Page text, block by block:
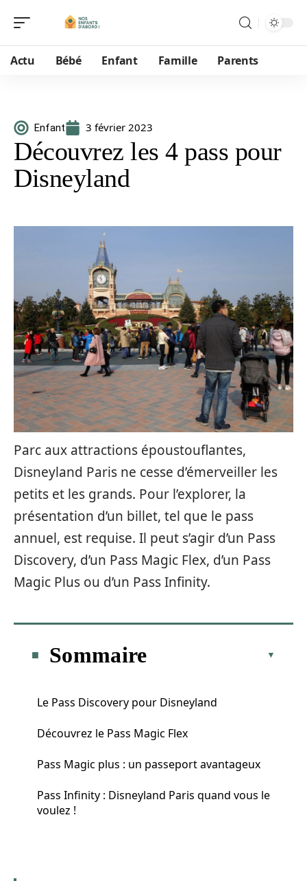
Actu Bébé Enfant Famille Parents
Enfant 3 février 2023
Découvrez les 4 pass pour
Disneyland
Parc aux attractions époustouflantes,
Disneyland Paris ne cesse d’émerveiller les
petits et les grands. Pour l’explorer, la
présentation d’un billet, tel que le pass
annuel, est requise. Il peut s’agir d’un Pass
Discovery, d’un Pass Magic Flex, d’un Pass
Magic Plus ou d’un Pass Infinity.
Sommaire
Le Pass Discovery pour Disneyland
Découvrez le Pass Magic Flex
Pass Magic plus : un passeport avantageux
Pass Infinity : Disneyland Paris quand vous le
voulez !